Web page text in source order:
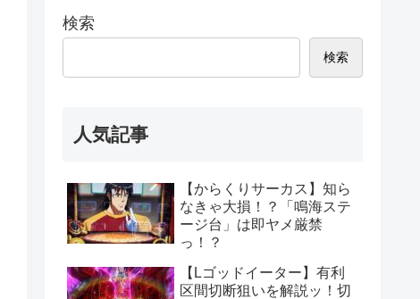
検索
検索
人気記事
【からくりサーカス】知ら
なきゃ大損！？「鳴海ステ
ージ台」は即ヤメ厳禁
っ！？
【Lゴッドイーター】有利
区間切断狙いを解説ッ！切